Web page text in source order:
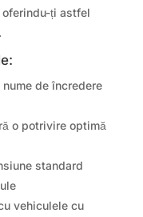
ți astfel
nume de încredere
o potrivire optimă
standard
vehiculele cu